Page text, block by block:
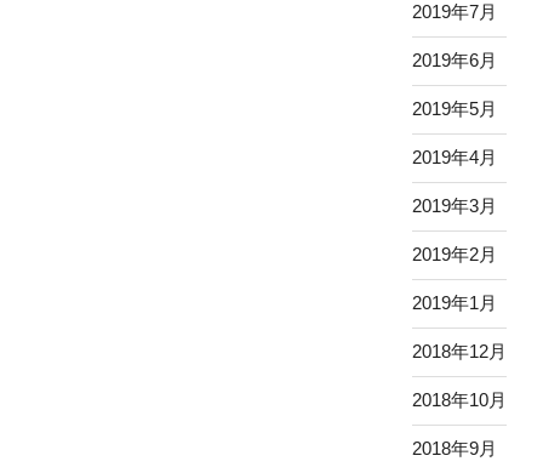
2019年7月
2019年6月
2019年5月
2019年4月
2019年3月
2019年2月
2019年1月
2018年12月
2018年10月
2018年9月